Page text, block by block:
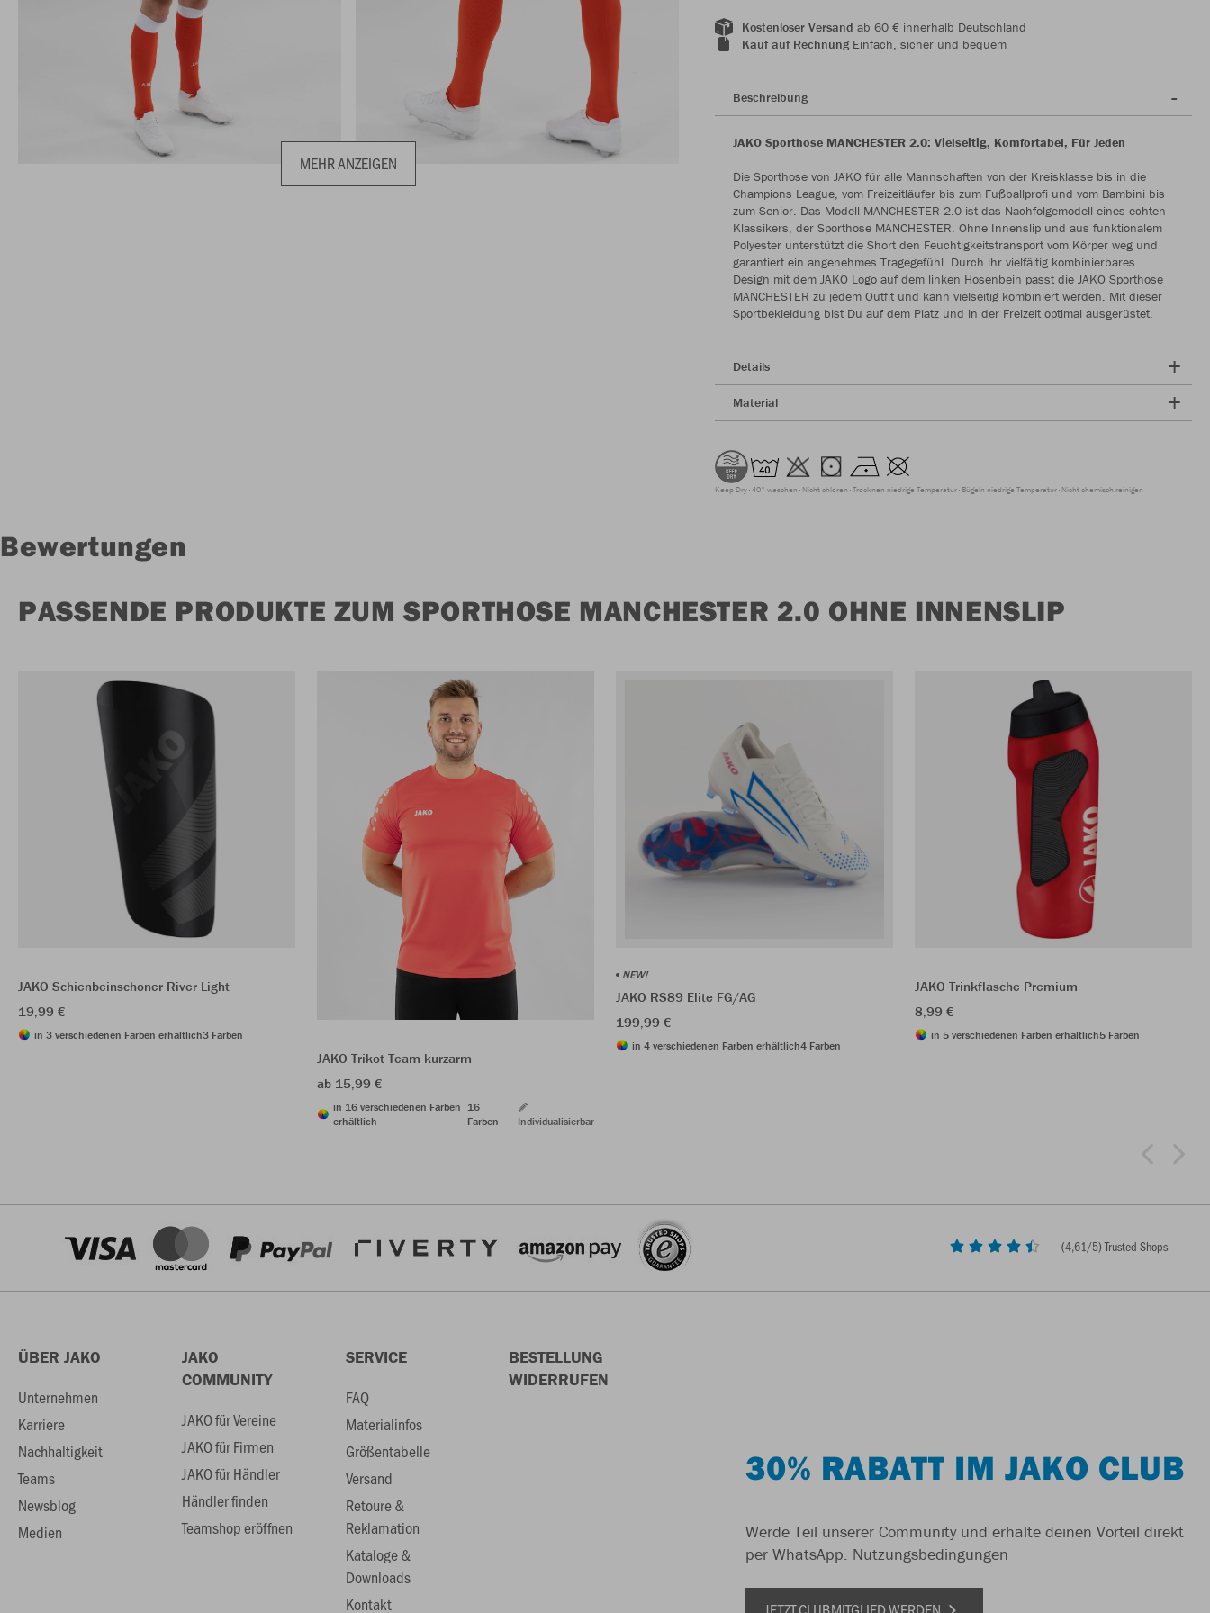
MEHR ANZEIGEN
Kostenloser Versand ab 60 € innerhalb Deutschland
Kauf auf RechnungEinfach, sicher und bequem
Beschreibung
JAKO Sporthose MANCHESTER 2.0: Vielseitig, Komfortabel, Für Jeden
Die Sporthose von JAKO für alle Mannschaften von der Kreisklasse bis in die
Champions League, vom Freizeitläufer bis zum Fußballprofi und vom Bambini bis
zum Senior. Das Modell MANCHESTER 2.0 ist das Nachfolgemodell eines echten
Klassikers, der Sporthose MANCHESTER. Ohne Innenslip und aus funktionalem
Polyester unterstützt die Short den Feuchtigkeitstransport vom Körper weg und
garantiert ein angenehmes Tragegefühl. Durch ihr vielfältig kombinierbares
Design mit dem JAKO Logo auf dem linken Hosenbein passt die JAKO Sporthose
MANCHESTER zu jedem Outfit und kann vielseitig kombiniert werden. Mit dieser
Sportbekleidung bist Du auf dem Platz und in der Freizeit optimal ausgerüstet.
Details
Material
Keep Dry 40° waschen Nicht chloren Trocknen niedrige Temperatur Bügeln niedrige Temperatur Nicht chemisch reinigen
Bewertungen
PASSENDE PRODUKTE ZUM SPORTHOSE MANCHESTER 2.0 OHNE INNENSLIP
JAKO Schienbeinschoner River Light
19,99 €
in 3 verschiedenen Farben erhältlich3 Farben
JAKO Trikot Team kurzarm
ab 15,99 €
in 16 verschiedenen Farben
erhältlich
16
Farben
Individualisierbar
NEW!
JAKO RS89 Elite FG/AG
199,99 €
in 4 verschiedenen Farben erhältlich4 Farben
JAKO Trinkflasche Premium
8,99 €
in 5 verschiedenen Farben erhältlich5 Farben
(4,61/5) Trusted Shops
ÜBER JAKO
Unternehmen
Karriere
Nachhaltigkeit
Teams
Newsblog
Medien
JAKO
COMMUNITY
JAKO für Vereine
JAKO für Firmen
JAKO für Händler
Händler finden
Teamshop eröffnen
SERVICE
FAQ
Materialinfos
Größentabelle
Versand
Retoure &
Reklamation
Kataloge &
Downloads
Kontakt
BESTELLUNG
WIDERRUFEN
30% RABATT IM JAKO CLUB
Werde Teil unserer Community und erhalte deinen Vorteil direkt
per WhatsApp. Nutzungsbedingungen